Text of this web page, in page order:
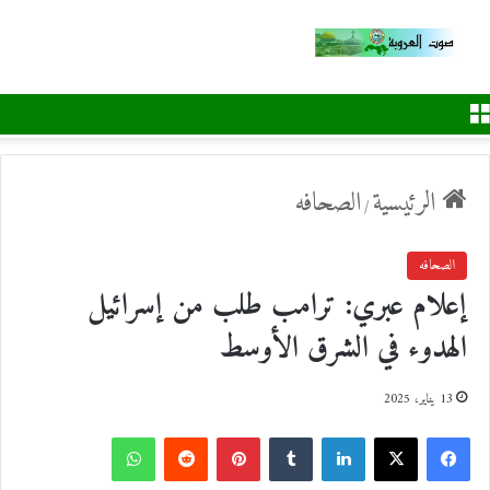
الرئيسية/الصحافه
الصحافه
إعلام عبري: ترامب طلب من إسرائيل
الهدوء في الشرق الأوسط
13 يناير، 2025